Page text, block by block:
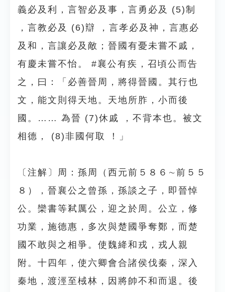
義必及利，言智必及事，言勇必及 (5)制
，言教必及 (6)辯 ，言孝必及神，言惠必
及和，言讓必及敵；晉國有憂未嘗不戚，
有慶未嘗不怡。 #襄公有疾，召頃公而告
之，曰：「必善晉周，將得晉國。其行也
文，能文則得天地。天地所胙，小而後
國。…… 為晉 (7)休戚 ，不背本也。被文
相德， (8)非國何取 ！」
〔注解〕周：孫周（西元前５８６∼前５５
８），晉襄公之曾孫，孫談之子，即晉悼
公。欒書等弒厲公，迎之於周。公立，修
功業，施德惠，多次與楚國爭奪鄭，而楚
國不敢與之相爭。使魏絳和戎，戎人親
附。十四年，使六卿會合諸侯伐秦，深入
秦地，渡涇至棫林，因將帥不和而退。後